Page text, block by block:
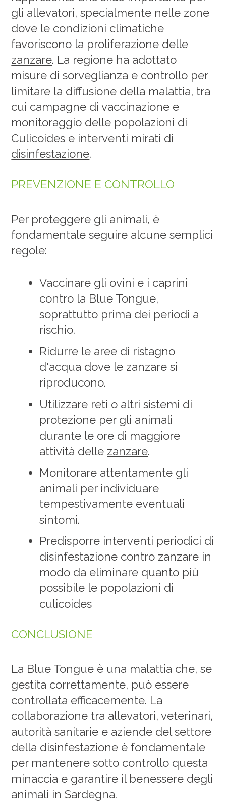
gli allevatori, specialmente nelle zone
dove le condizioni climatiche
favoriscono la proliferazione delle
zanzare. La regione ha adottato
misure di sorveglianza e controllo per
limitare la diffusione della malattia, tra
cui campagne di vaccinazione e
monitoraggio delle popolazioni di
Culicoides e interventi mirati di
disinfestazione.
PREVENZIONE E CONTROLLO
Per proteggere gli animali, è
fondamentale seguire alcune semplici
regole:
Vaccinare gli ovini e i caprini
contro la Blue Tongue,
soprattutto prima dei periodi a
rischio.
Ridurre le aree di ristagno
d'acqua dove le zanzare si
riproducono.
Utilizzare reti o altri sistemi di
protezione per gli animali
durante le ore di maggiore
attività delle zanzare.
Monitorare attentamente gli
animali per individuare
tempestivamente eventuali
sintomi.
Predisporre interventi periodici di
disinfestazione contro zanzare in
modo da eliminare quanto più
possibile le popolazioni di
culicoides
CONCLUSIONE
La Blue Tongue è una malattia che, se
gestita correttamente, può essere
controllata efficacemente. La
collaborazione tra allevatori, veterinari,
autorità sanitarie e aziende del settore
della disinfestazione è fondamentale
per mantenere sotto controllo questa
minaccia e garantire il benessere degli
animali in Sardegna.